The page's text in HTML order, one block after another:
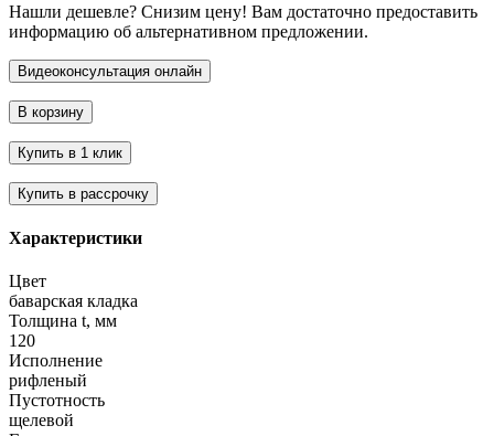
Нашли дешевле? Снизим цену! Вам достаточно предоставить
информацию об альтернативном предложении.
Характеристики
Цвет
баварская кладка
Толщина t, мм
120
Исполнение
рифленый
Пустотность
щелевой